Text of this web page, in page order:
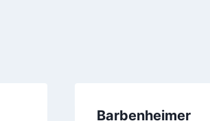
Barbenheimer